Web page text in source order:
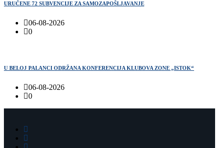
URUČENE 72 SUBVENCIJE ZA SAMOZAPOŠLJAVANJE
06-08-2026
0
U BELOJ PALANCI ODRŽANA KONFERENCIJA KLUBOVA ZONE „ISTOK“
06-08-2026
0